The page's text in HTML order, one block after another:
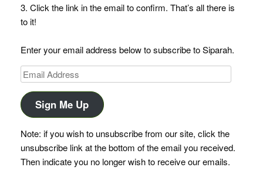
3. Click the link in the email to confirm. That’s all there is
to it!
Enter your email address below to subscribe to Siparah.
Email
Address
Sign Me Up
Note: if you wish to unsubscribe from our site, click the
unsubscribe link at the bottom of the email you received.
Then indicate you no longer wish to receive our emails.